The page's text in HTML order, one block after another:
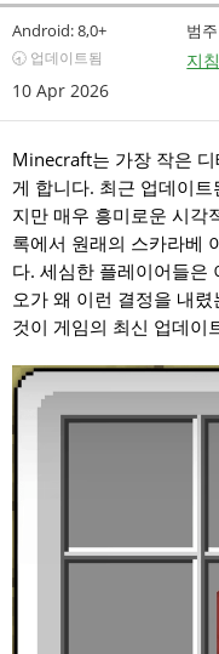
Android:8,0+
🕣 업데이트됨
10 Apr 2026
범주
지침
Minecraft는 가장 작은
게 합니다. 최근 업데이
지만 매우 흥미로운 시각
록에서 원래의 스카라베
다. 세심한 플레이어들은
오가 왜 이런 결정을 내
것이 게임의 최신 업데이